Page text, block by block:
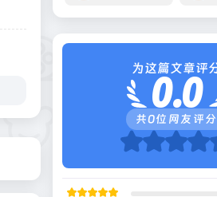
为这篇文章评
0.0
共0位网友评分